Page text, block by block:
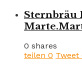
Sternbräu
0 shares
teilen 0 Tweet